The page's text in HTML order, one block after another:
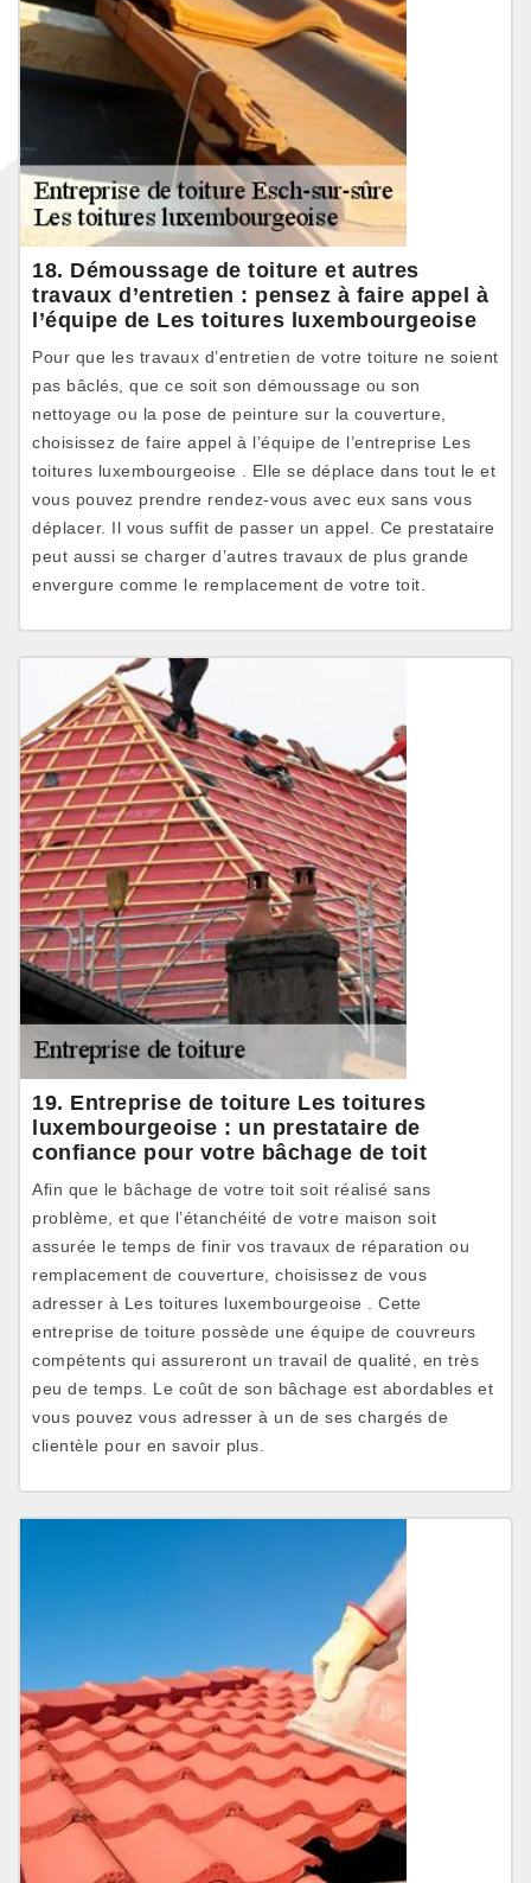
18. Démoussage de toiture et autres
travaux d’entretien : pensez à faire appel à
l’équipe de Les toitures luxembourgeoise
Pour que les travaux d’entretien de votre toiture ne soient
pas bâclés, que ce soit son démoussage ou son
nettoyage ou la pose de peinture sur la couverture,
choisissez de faire appel à l’équipe de l’entreprise Les
toitures luxembourgeoise . Elle se déplace dans tout le et
vous pouvez prendre rendez-vous avec eux sans vous
déplacer. Il vous suffit de passer un appel. Ce prestataire
peut aussi se charger d’autres travaux de plus grande
envergure comme le remplacement de votre toit.
19. Entreprise de toiture Les toitures
luxembourgeoise : un prestataire de
confiance pour votre bâchage de toit
Afin que le bâchage de votre toit soit réalisé sans
problème, et que l’étanchéité de votre maison soit
assurée le temps de finir vos travaux de réparation ou
remplacement de couverture, choisissez de vous
adresser à Les toitures luxembourgeoise . Cette
entreprise de toiture possède une équipe de couvreurs
compétents qui assureront un travail de qualité, en très
peu de temps. Le coût de son bâchage est abordables et
vous pouvez vous adresser à un de ses chargés de
clientèle pour en savoir plus.